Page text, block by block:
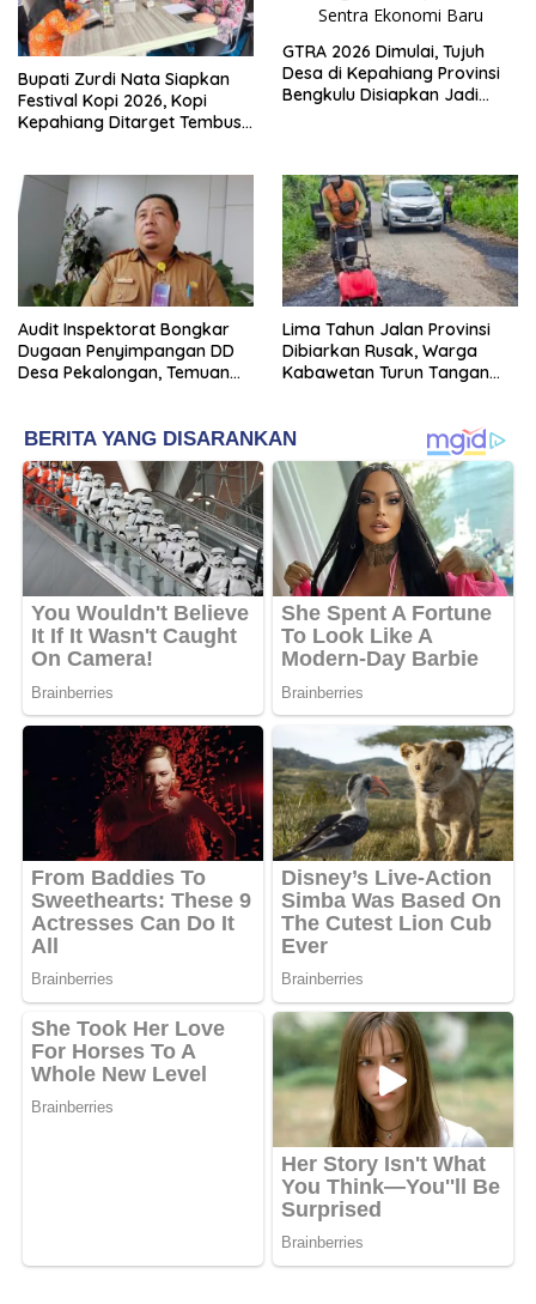
Bupati Zurdi Nata Siapkan
Festival Kopi 2026, Kopi
Kepahiang Ditarget Tembus
GTRA 2026 Dimulai, Tujuh
Desa di Kepahiang Provinsi
Bengkulu Disiapkan Jadi
Audit Inspektorat Bongkar
Dugaan Penyimpangan DD
Desa Pekalongan, Temuan
Lima Tahun Jalan Provinsi
Dibiarkan Rusak, Warga
Kabawetan Turun Tangan
Kapan”